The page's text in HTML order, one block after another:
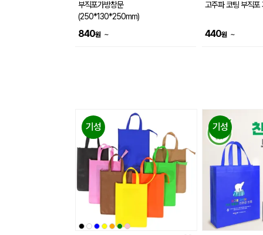
부직포가방창문
(250*130*250mm)
840원 ~
고주파 코팅 부직포
440원 ~
기성 기성